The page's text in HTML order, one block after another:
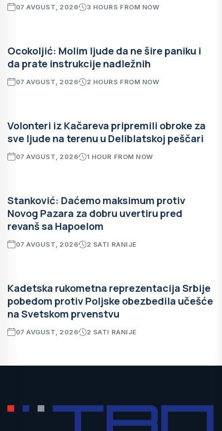
07 AVGUST, 2026 3 HOURS FROM NOW
Ocokoljić: Molim ljude da ne šire paniku i
da prate instrukcije nadležnih
07 AVGUST, 2026 2 HOURS FROM NOW
Volonteri iz Kačareva pripremili obroke za
sve ljude na terenu u Deliblatskoj peščari
07 AVGUST, 2026 1 HOUR FROM NOW
Stanković: Daćemo maksimum protiv
Novog Pazara za dobru uvertiru pred
revanš sa Hapoelom
07 AVGUST, 2026 2 SATI RANIJE
Kadetska rukometna reprezentacija Srbije
pobedom protiv Poljske obezbedila učešće
na Svetskom prvenstvu
07 AVGUST, 2026 2 SATI RANIJE